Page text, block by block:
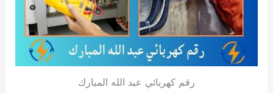
رقم كهربائي عبد الله المبارك